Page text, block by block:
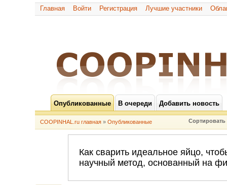
Главная Войти Регистрация Лучшие участники
Опубликованные В очереди Добавить новость
COOPINHAL.ru главная » Опубликованные